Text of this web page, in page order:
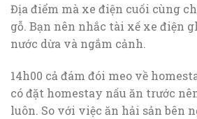
Địa điểm mà xe điện cuối cùng
gỗ. Bạn nên nhắc tài xế xe điện
nước dừa và ngắm cảnh.
14h00 cả đám đói meo về
có đặt homestay nấu ăn trước
luôn. So với việc ăn hải sản bên